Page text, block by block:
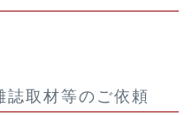
誌取材等のご依頼